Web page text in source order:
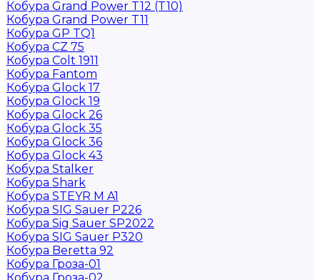
Кобура Grand Power T12 (T10)
Кобура Grand Power T11
Кобура GP TQ1
Кобура CZ 75
Кобура Colt 1911
Кобура Fantom
Кобура Glock 17
Кобура Glock 19
Кобура Glock 26
Кобура Glock 35
Кобура Glock 36
Кобура Glock 43
Кобура Stalker
Кобура Shark
Кобура STEYR M A1
Кобура SIG Sauer P226
Кобура Sig Sauer SP2022
Кобура SIG Sauer P320
Кобура Beretta 92
Кобура Гроза-01